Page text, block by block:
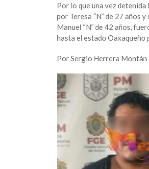
Por lo que una vez
por Teresa “N” de 27 años
Manuel “N” de 42 años,
hasta el estado Oaxaqueño
Por Sergio Herrera Montán